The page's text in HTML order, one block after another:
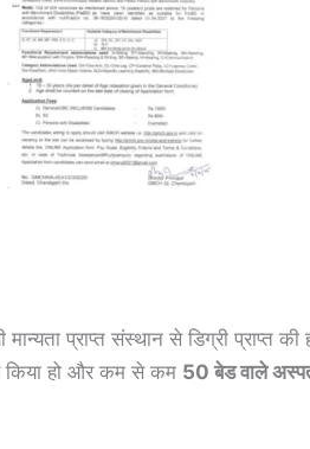
प्राप्त संस्थान से डिग्री प्राप्त की
किया हो और कम से कम 50 बेड वाले